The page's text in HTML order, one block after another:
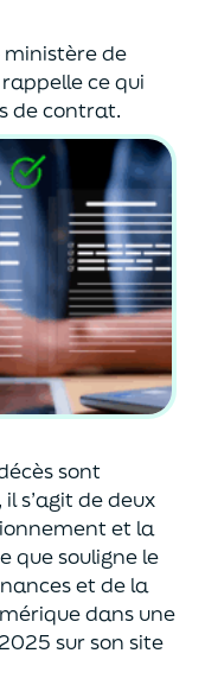
ministère de
ce qui
de contrat.
sont
s’agit de deux
et la
que souligne le
et de la
dans une
sur son site